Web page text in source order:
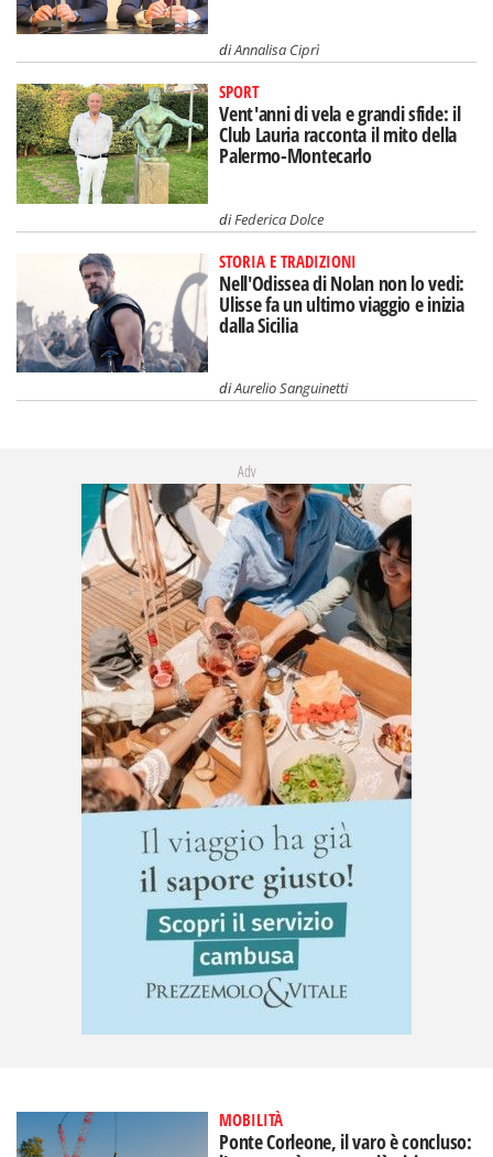
diAnnalisa Ciprì
SPORT
Vent'anni di vela e grandi sfide: il
Club Lauria racconta il mito della
Palermo-Montecarlo
diFederica Dolce
STORIA E TRADIZIONI
Nell'Odissea di Nolan non lo vedi:
Ulisse fa un ultimo viaggio e inizia
dalla Sicilia
diAurelio Sanguinetti
Adv
MOBILITÀ
Ponte Corleone, il varo è concluso: